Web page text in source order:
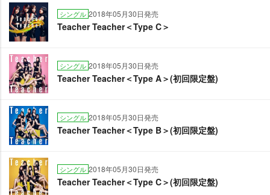
シングル 2018年05月30日発売
Teacher Teacher＜Type C＞
シングル 2018年05月30日発売
Teacher Teacher＜Type A＞(初回限定盤)
シングル 2018年05月30日発売
Teacher Teacher＜Type B＞(初回限定盤)
シングル 2018年05月30日発売
Teacher Teacher＜Type C＞(初回限定盤)